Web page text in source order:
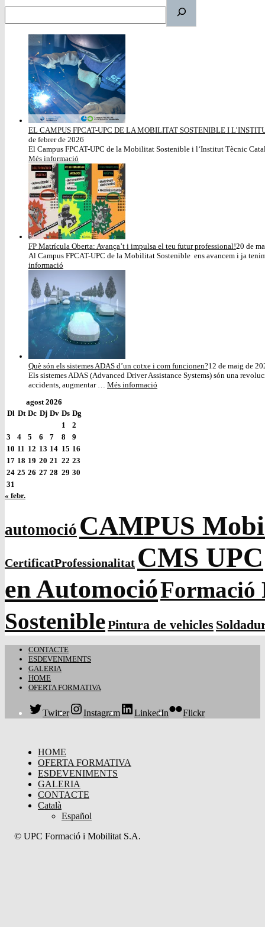
EL CAMPUS FPCAT-UPC DE LA MOBILITAT SOSTENIBLE I
de febrer de 2026
El Campus FPCAT-UPC de la Mobilitat Sostenible i l‘Institut Tècnic
Més informació
FP Matrícula Oberta: Avança’t i impulsa el teu futur professional!20 de
Al Campus FPCAT-UPC de la Mobilitat Sostenible ens avancem i ja
informació
Què són els sistemes ADAS d’un cotxe i com funcionen?12 de maig de
Els sistemes ADAS (Advanced Driver Assistance Systems) són una
accidents, augmentar … Més informació
agost 2026
Dl Dt Dc Dj Dv Ds Dg
1
2
3
4 5 6 7 8
9
10 11 12 13 14 15 16
17 18 19 20 21 22 23
24 25 26 27 28 29 30
31
« febr.
automoció CAMPUS
CertificatProfessionalitat CMS UPC
en AutomocióFormació
SosteniblePintura de vehicles
CONTACTE
ESDEVENIMENTS
GALERIA
HOME
OFERTA FORMATIVA
Twitter Instagram LinkedIn Flickr
HOME
OFERTA FORMATIVA
ESDEVENIMENTS
GALERIA
CONTACTE
Català
Español
© UPC Formació i Mobilitat S.A.